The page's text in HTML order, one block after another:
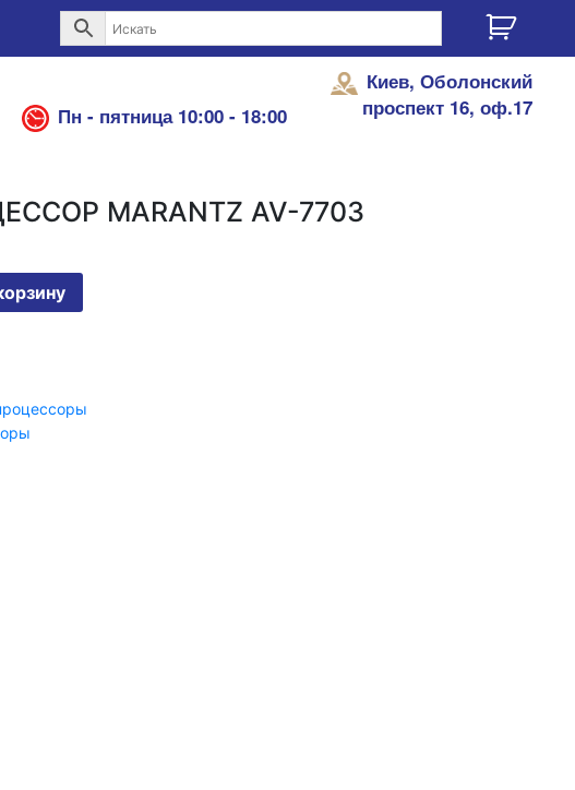
Пн - пятница 10:00 - 18:00
Киев, Оболонский
проспект 16, оф.17
MARANTZ AV-7703